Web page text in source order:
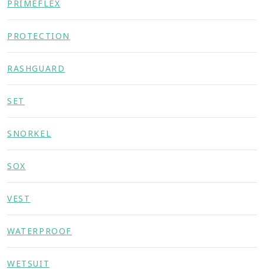
PRIMEFLEX
PROTECTION
RASHGUARD
SET
SNORKEL
SOX
VEST
WATERPROOF
WETSUIT